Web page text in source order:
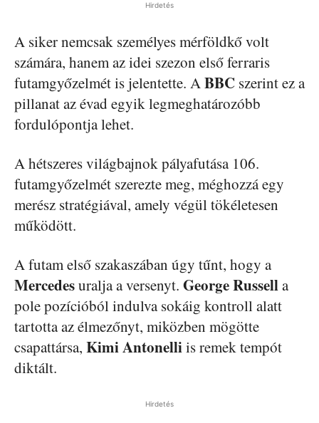
Hirdetés
A siker nemcsak személyes mérföldkő volt
számára, hanem az idei szezon első ferraris
futamgyőzelmét is jelentette. ABBC szerint ez a
pillanat az évad egyik legmeghatározóbb
fordulópontja lehet.
A hétszeres világbajnok pályafutása 106.
futamgyőzelmét szerezte meg, méghozzá egy
merész stratégiával, amely végül tökéletesen
működött.
A futam első szakaszában úgy tűnt, hogy a
Mercedesuralja a versenyt. George Russella
pole pozícióból indulva sokáig kontroll alatt
tartotta az élmezőnyt, miközben mögötte
csapattársa, Kimi Antonelliis remek tempót
diktált.
Hirdetés